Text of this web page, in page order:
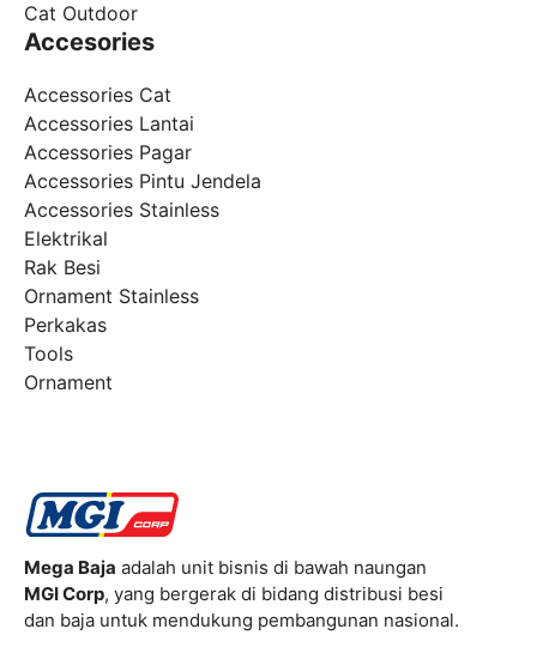
Cat Outdoor
Accesories
Accessories Cat
Accessories Lantai
Accessories Pagar
Accessories Pintu Jendela
Accessories Stainless
Elektrikal
Rak Besi
Ornament Stainless
Perkakas
Tools
Ornament
Mega Baja adalah unit bisnis di bawah naungan
MGI Corp, yang bergerak di bidang distribusi besi
dan baja untuk mendukung pembangunan nasional.